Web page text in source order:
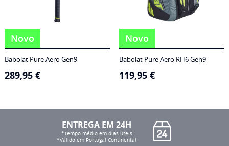
Novo
Babolat Pure Aero Gen9
289,95 €
Novo
Babolat Pure Aero RH6 Gen9
119,95 €
ENTREGA EM 24H
*Tempo médio em dias úteis
*Válido em Portugal Continental